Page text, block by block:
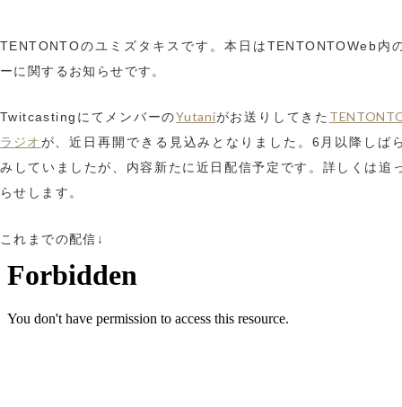
TENTONTOのユミズタキスです。本日はTENTONTOWeb内
ーに関するお知らせです。
TwitcastingにてメンバーのYutaniがお送りしてきた
ラジオが、近日再開できる見込みとなりました。6月以降しば
みしていましたが、内容新たに近日配信予定です。詳しくは追
らせします。
これまでの配信↓